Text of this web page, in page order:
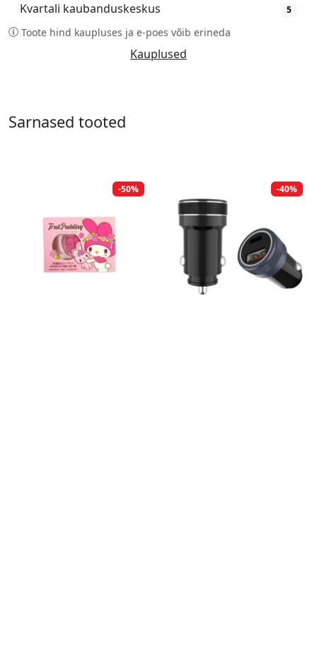
Kvartali kaubanduskeskus 5
Toote hind kaupluses ja e-poes võib erineda
Kauplused
Sarnased tooted
-50% -40%